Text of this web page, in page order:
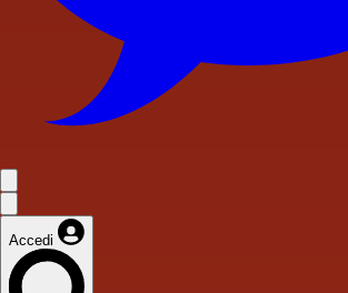
Accedi